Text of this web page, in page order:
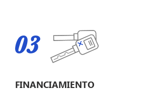
03
FINANCIAMIENTO